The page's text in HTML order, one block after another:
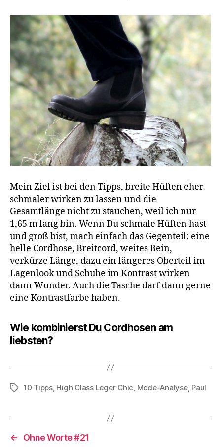
Mein Ziel ist bei den Tipps, breite Hüften eher
schmaler wirken zu lassen und die
Gesamtlänge nicht zu stauchen, weil ich nur
1,65 m lang bin. Wenn Du schmale Hüften hast
und groß bist, mach einfach das Gegenteil: eine
helle Cordhose, Breitcord, weites Bein,
verkürze Länge, dazu ein längeres Oberteil im
Lagenlook und Schuhe im Kontrast wirken
dann Wunder. Auch die Tasche darf dann gerne
eine Kontrastfarbe haben.
Wie kombinierst Du Cordhosen am
liebsten?
Schlagwörter
10 Tipps, High Class Leger Chic, Mode-Analyse, Paul
←
Ohne Worte #21